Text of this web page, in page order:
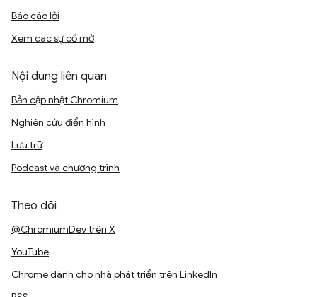
Báo cáo lỗi
Xem các sự cố mở
Nội dung liên quan
Bản cập nhật Chromium
Nghiên cứu điển hình
Lưu trữ
Podcast và chương trình
Theo dõi
@ChromiumDev trên X
YouTube
Chrome dành cho nhà phát triển trên LinkedIn